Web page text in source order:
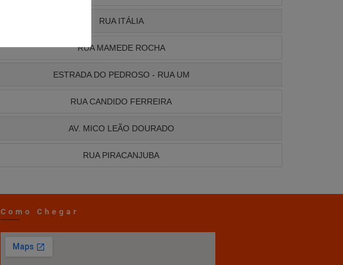
RUA ITÁLIA
RUA MAMEDE ROCHA
ESTRADA DO PEDROSO - RUA UM
RUA CANDIDO FERREIRA
AV. MICO LEÃO DOURADO
RUA PIRACANJUBA
Como Chegar